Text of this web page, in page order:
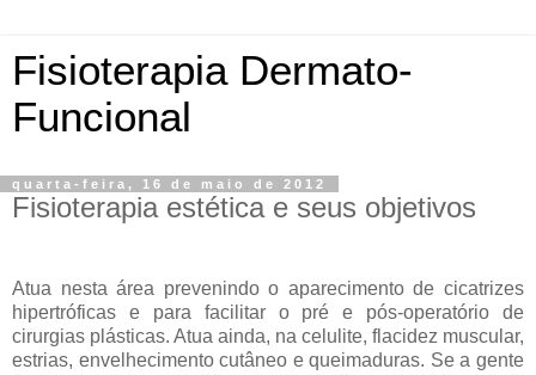
Fisioterapia Dermato-
Funcional
quarta-feira, 16 de maio de 2012
Fisioterapia estética e seus objetivos
Atua nesta área prevenindo o aparecimento de cicatrizes
hipertróficas e para facilitar o pré e pós-operatório de
cirurgias plásticas. Atua ainda, na celulite, flacidez muscular,
estrias, envelhecimento cutâneo e queimaduras. Se a gente